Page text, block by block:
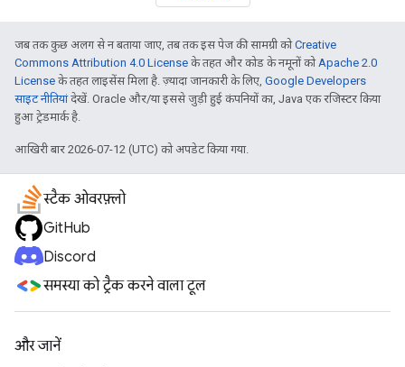
जब तक कुछ अलग से न बताया जाए, तब तक इस पेज की सामग्री कोCreative
Commons Attribution 4.0 License के तहत और कोड के नमूनों कोApache 2.0
License के तहत लाइसेंस मिला है. ज़्यादा जानकारी के लिए, Google Developers
साइट नीतियांदेखें. Oracle और/या इससे जुड़ी हुई कंपनियों का, Java एक रजिस्टर किया
हुआ ट्रेडमार्क है.
आखिरी बार 2026-07-12 (UTC) को अपडेट किया गया.
स्टैक ओवरफ़्लो
GitHub
Discord
समस्या को ट्रैक करने वाला टूल
और जानें